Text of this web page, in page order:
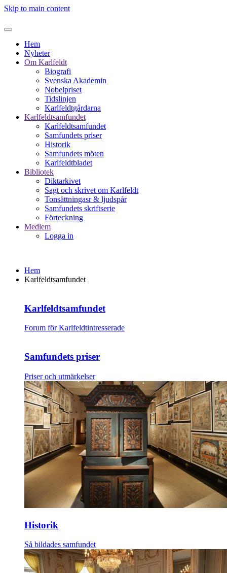
Skip to main content
Hem
Nyheter
Om Karlfeldt
Biografi
Svenska Akademin
Nobelpriset
Tidslinjen
Karlfeldtgårdarna
Karlfeldtsamfundet
Karlfeldtsamfundet
Samfundets priser
Historik
Samfundets möten
Karlfeldtbladet
Bibliotek
Diktarkivet
Sagt och skrivet om Karlfeldt
Tonsättningasr & ljudspår
Samfundets skriftserie
Förteckning
Medlem
Logga in
Hem
Karlfeldtsamfundet
Karlfeldtsamfundet
Forum för Karlfeldtintresserade
Samfundets priser
Priser och utmärkelser
Historik
Så bildades samfundet